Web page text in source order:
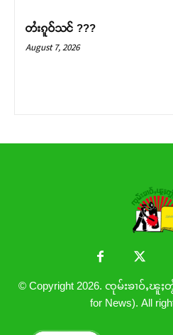
တႆးၵူဝ်သင် ???
August 7, 2026
© Copyright 2026. ၸုမ်းၶၢဝ်ႇၽူႈ
for News). All